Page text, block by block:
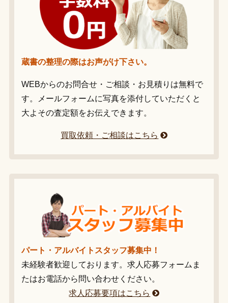
蔵書の整理の際はお声がけ下さい。
WEBからのお問合せ・ご相談・お見積りは無料で
す。メールフォームに写真を添付していただくと
大よその査定額をお伝えできます。
買取依頼・ご相談はこちら
パート・アルバイトスタッフ募集中！
未経験者歓迎しております。求人応募フォームま
たはお電話から問い合わせください。
求人応募要項はこちら